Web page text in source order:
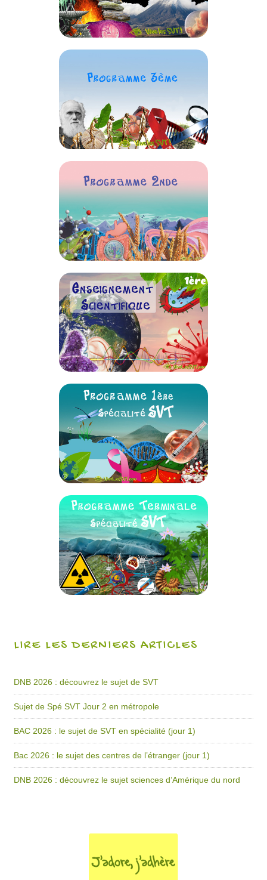
LIRE LES DERNIERS ARTICLES
DNB 2026 : découvrez le sujet de SVT
Sujet de Spé SVT Jour 2 en métropole
BAC 2026 : le sujet de SVT en spécialité (jour 1)
Bac 2026 : le sujet des centres de l’étranger (jour 1)
DNB 2026 : découvrez le sujet sciences d’Amérique du nord